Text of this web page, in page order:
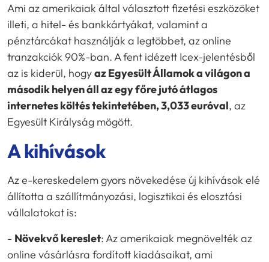
Ami az amerikaiak által választott fizetési eszközöket
illeti, a hitel- és bankkártyákat, valamint a
pénztárcákat használják a legtöbbet, az online
tranzakciók 90%-ban. A fent idézett Icex-jelentésből
az is kiderül, hogyaz Egyesült Államok a világon a
második helyen áll az egy főre jutó átlagos
internetes költés tekintetében, 3,033 euróval, az
Egyesült Királyság mögött.
A kihívások
Az e-kereskedelem gyors növekedése új kihívások elé
állította a szállítmányozási, logisztikai és elosztási
vállalatokat is:
- Növekvő kereslet: Az amerikaiak megnövelték az
online vásárlásra fordított kiadásaikat, ami